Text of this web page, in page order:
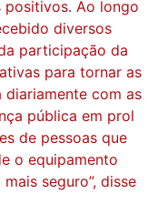
positivos. Ao longo
diversos
participação da
para tornar as
diariamente com as
pública em prol
de pessoas que
o equipamento
seguro”, disse